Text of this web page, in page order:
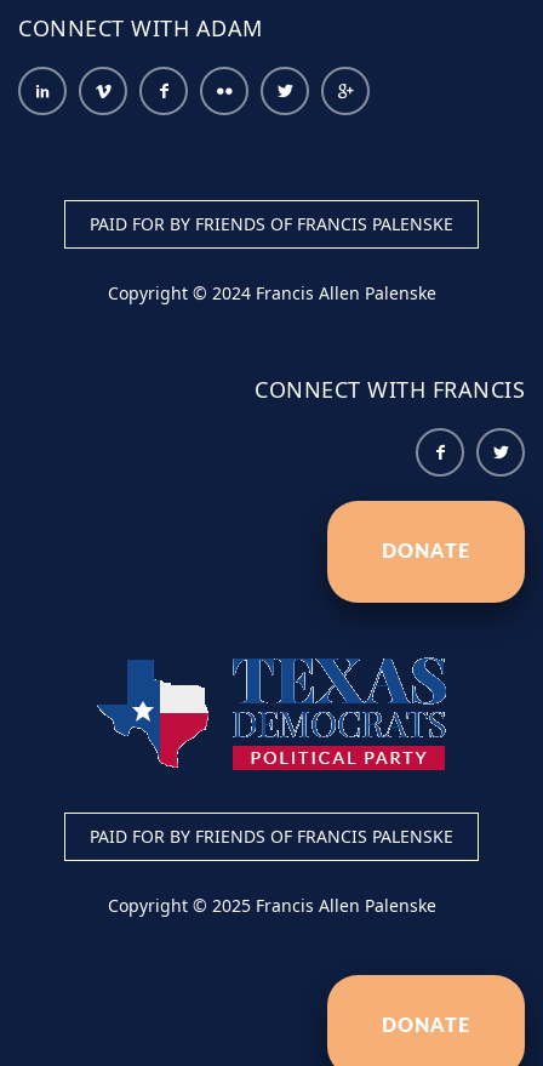
CONNECT WITH ADAM
PAID FOR BY FRIENDS OF FRANCIS PALENSKE
Copyright © 2024 Francis Allen Palenske
CONNECT WITH FRANCIS
DONATE
PAID FOR BY FRIENDS OF FRANCIS PALENSKE
Copyright © 2025 Francis Allen Palenske
DONATE